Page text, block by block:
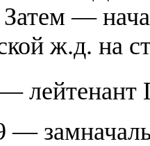
—
ж.д. на
лейтенант
—